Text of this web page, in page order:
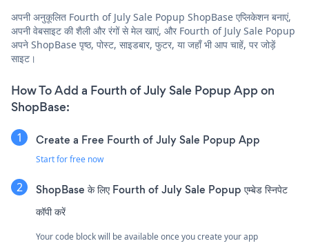
अपनी अनुकूलित Fourth of July Sale Popup ShopBase एप्लिकेशन बनाएं,
अपनी वेबसाइट की शैली और रंगों से मेल खाएं, और Fourth of July Sale Popup
अपने ShopBase पृष्ठ, पोस्ट, साइडबार, फुटर, या जहाँ भी आप चाहें, पर जोड़ें
साइट।
How To Add a Fourth of July Sale Popup App on
ShopBase:
Create a Free Fourth of July Sale Popup App
Start for free now
ShopBase के लिए Fourth of July Sale Popup एम्बेड स्निपेट
कॉपी करें
Your code block will be available once you create your app